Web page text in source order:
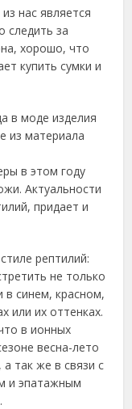
нас является
следить за
хорошо, что
купить сумки и
в моде изделия
из материала
в этом году
Актуальности
придает и
рептилий:
не только
в синем, красном,
или их оттенках.
в ионных
весна-лето
так же в связи с
и эпатажным